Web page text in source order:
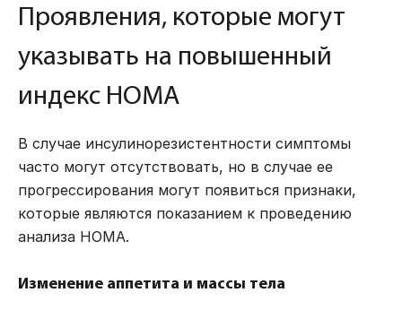
Проявления, которые могут
указывать на повышенный
индекс HOMA
В случае инсулинорезистентности симптомы
часто могут отсутствовать, но в случае ее
прогрессирования могут появиться признаки,
которые являются показанием к проведению
анализа HOMA.
Изменение аппетита и массы тела